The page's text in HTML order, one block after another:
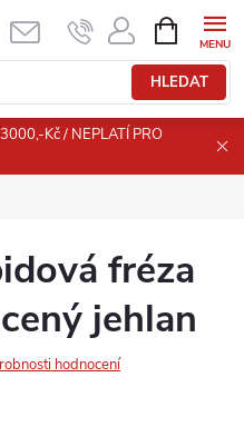
HLEDAT
NÁKUPNÍ
KOŠÍK
Kč / NEPLATÍ PRO
fréza
jehlan
hodnocení